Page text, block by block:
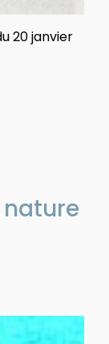
20 janvier
nature